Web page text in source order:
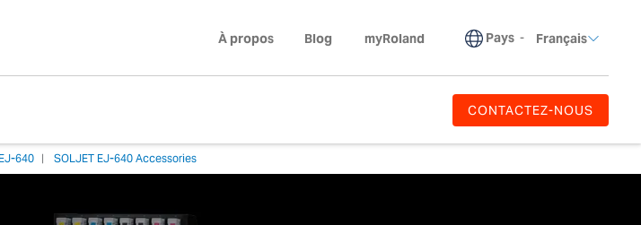
À propos Blog myRoland Pays - Français
CONTACTEZ-NOUS
640 SOLJET EJ-640 Accessories